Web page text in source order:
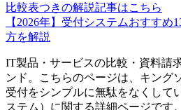
比較表つきの解説記事はこちら
【2026年】受付システムおすす
方を解説
IT製品・サービスの比較・資料請
ンド。こちらのページは、 キング
受付をシンプルに無駄をなくして
ステム ）に関する詳細ページです